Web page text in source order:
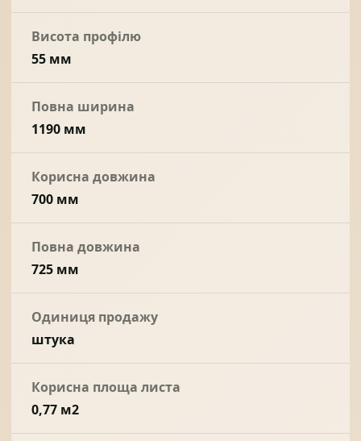
Висота профілю
55 мм
Повна ширина
1190 мм
Корисна довжина
700 мм
Повна довжина
725 мм
Одиниця продажу
штука
Корисна площа листа
0,77 м2